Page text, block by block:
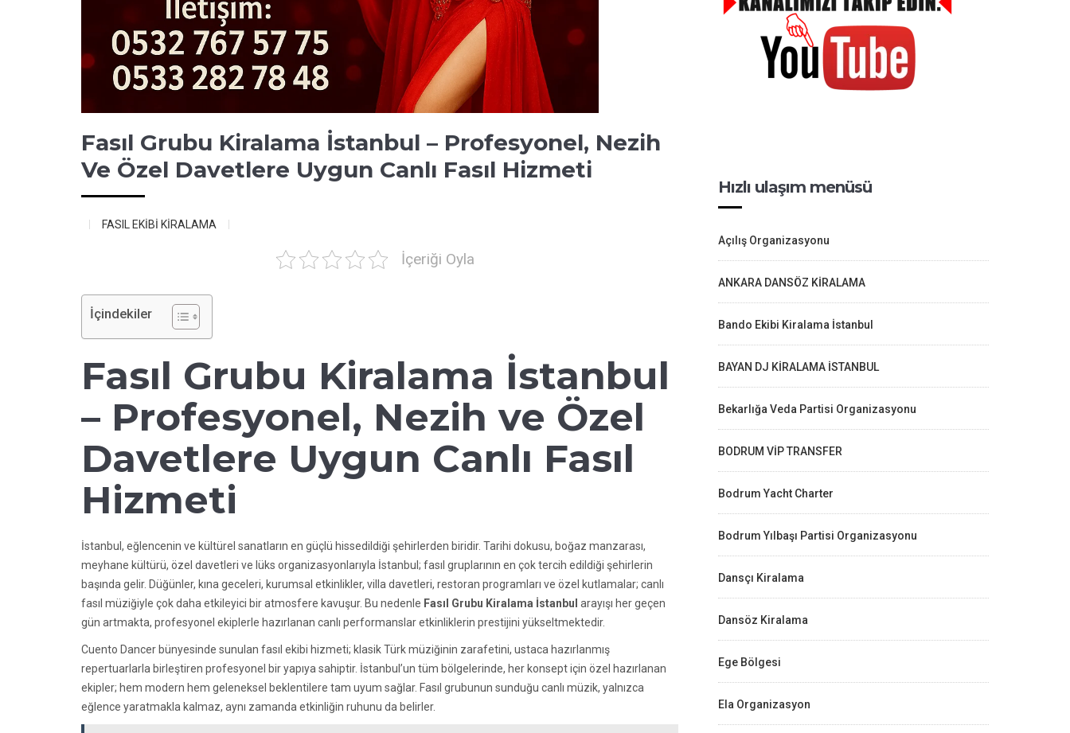
Fasıl Grubu Kiralama İstanbul – Profesyonel, Nezih
Ve Özel Davetlere Uygun Canlı Fasıl Hizmeti
FASIL EKİBİ KİRALAMA
İçeriği Oyla
İçindekiler
Fasıl Grubu Kiralama İstanbul
– Profesyonel, Nezih ve Özel
Davetlere Uygun Canlı Fasıl
Hizmeti
İstanbul, eğlencenin ve kültürel sanatların en güçlü hissedildiği şehirlerden biridir. Tarihi dokusu, boğaz manzarası,
meyhane kültürü, özel davetleri ve lüks organizasyonlarıyla İstanbul; fasıl gruplarının en çok tercih edildiği şehirlerin
başında gelir. Düğünler, kına geceleri, kurumsal etkinlikler, villa davetleri, restoran programları ve özel kutlamalar; canlı
fasıl müziğiyle çok daha etkileyici bir atmosfere kavuşur. Bu nedenle Fasıl Grubu Kiralama İstanbul arayışı her geçen
gün artmakta, profesyonel ekiplerle hazırlanan canlı performanslar etkinliklerin prestijini yükseltmektedir.
Cuento Dancer bünyesinde sunulan fasıl ekibi hizmeti; klasik Türk müziğinin zarafetini, ustaca hazırlanmış
repertuarlarla birleştiren profesyonel bir yapıya sahiptir. İstanbul’un tüm bölgelerinde, her konsept için özel hazırlanan
ekipler; hem modern hem geleneksel beklentilere tam uyum sağlar. Fasıl grubunun sunduğu canlı müzik, yalnızca
eğlence yaratmakla kalmaz, aynı zamanda etkinliğin ruhunu da belirler.
Hızlı ulaşım menüsü
Açılış Organizasyonu
ANKARA DANSÖZ KİRALAMA
Bando Ekibi Kiralama İstanbul
BAYAN DJ KİRALAMA İSTANBUL
Bekarlığa Veda Partisi Organizasyonu
BODRUM VİP TRANSFER
Bodrum Yacht Charter
Bodrum Yılbaşı Partisi Organizasyonu
Dansçı Kiralama
Dansöz Kiralama
Ege Bölgesi
Ela Organizasyon